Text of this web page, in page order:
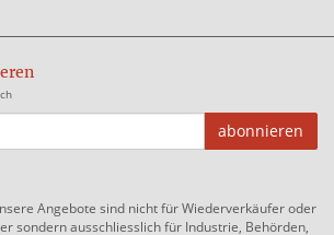
abonnieren
Angebote sind nicht für Wiederverkäufer oder
sondern ausschliesslich für Industrie, Behörden,